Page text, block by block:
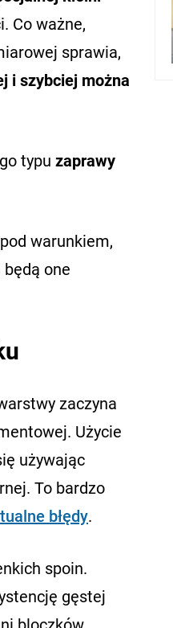
Co ważne,
sprawia,
i szybciej można
typu zaprawy
warunkiem,
one
zaczyna
Użycie
używając
To bardzo
błędy.
spoin.
gęstej